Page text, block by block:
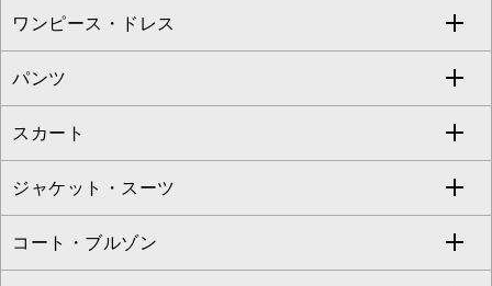
すべてのトップス
カットソー・Tシャツ
ブラウス・シャツ
ニット・セーター
カーディガン
ワンピース・ドレス
すべてのワンピース・ドレス
ワンピース
ドレス
チュニック
パンツ
すべてのパンツ
フルレングスパンツ
クロップド・半端丈パンツ
スカート
すべてのスカート
ロング・マキシ丈スカート
ジャケット・スーツ
すべてのジャケット・スーツ
コート・ブルゾン